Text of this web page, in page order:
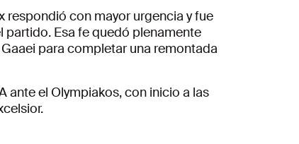
respondió con mayor urgencia y fue
Esa fe quedó plenamente
para completar una remontada
ante el Olympiakos, con inicio a las